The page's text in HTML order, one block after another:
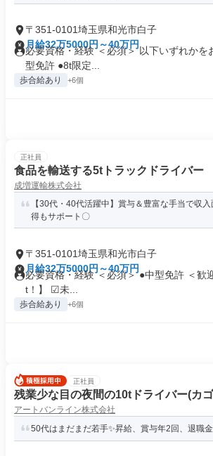
〒351-0101埼玉県和光市白子
月給32万5000円～40万円
必要資格・経験 ＜必須＞ 以下いずれかを
型免許 ●8t限定...
歩合給あり +6個
正社員
食品を輸送する5tトラックドライバー
成増運輸株式会社
【30代・40代活躍中】賞与＆豊富な手当で収
得もサポート〇
〒351-0101埼玉県和光市白子
月給32万5000円～40万円
必要資格・経験 ＜必須＞ ●中型免許 ＜歓
t！】 ☑未...
歩合給あり +6個
正社員
残業少な目の夜間の10tドライバー(カ
アートバンライン株式会社
50代はまだまだ若手✨昇給、賞与年2回、退職金